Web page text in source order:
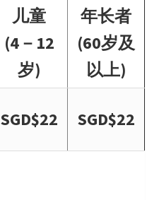
儿童
(4－12
岁)
年长者
(60岁及
以上)
SGD$22 SGD$22